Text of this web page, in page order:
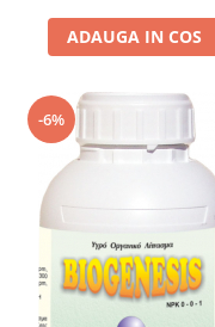
ADAUGA IN COS
-6%